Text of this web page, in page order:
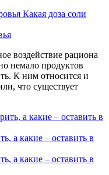
Какая доза соли
воздействие рациона
немало продуктов
К ним относится и
что существует
а какие – оставить в
а какие – оставить в